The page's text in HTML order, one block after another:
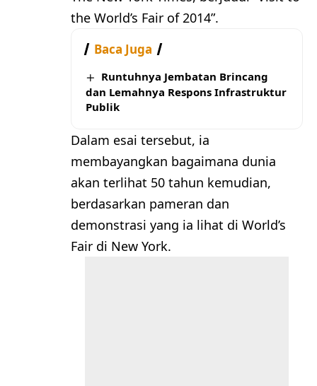
the World’s Fair of 2014”.
Baca Juga
Runtuhnya Jembatan Brincang
dan Lemahnya Respons Infrastruktur
Publik
Dalam esai tersebut, ia
membayangkan bagaimana dunia
akan terlihat 50 tahun kemudian,
berdasarkan pameran dan
demonstrasi yang ia lihat di World’s
Fair di New York.